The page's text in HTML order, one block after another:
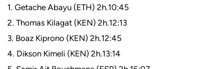
1. Getache Abayu (ETH) 2h.10:45
2. Thomas Kilagat (KEN) 2h.12:13
3. Boaz Kiprono (KEN) 2h.12:45
4. Dikson Kimeli (KEN) 2h.13:14